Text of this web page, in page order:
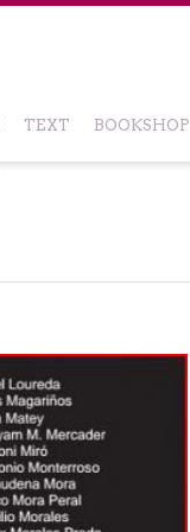
TEXT BOOKSHOP